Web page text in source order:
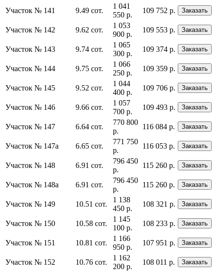
Участок № 141 9.49 сот.
1 041
550 р.
109 752 р. Заказать
Участок № 142 9.62 сот.
1 053
900 р.
109 553 р. Заказать
Участок № 143 9.74 сот.
1 065
300 р.
109 374 р. Заказать
Участок № 144 9.75 сот.
1 066
250 р.
109 359 р. Заказать
Участок № 145 9.52 сот.
1 044
400 р.
109 706 р. Заказать
Участок № 146 9.66 сот.
1 057
700 р.
109 493 р. Заказать
Участок № 147 6.64 сот.
770 800
р.
116 084 р. Заказать
Участок № 147а 6.65 сот.
771 750
р.
116 053 р. Заказать
Участок № 148 6.91 сот.
796 450
р.
115 260 р. Заказать
Участок № 148а 6.91 сот.
796 450
р.
115 260 р. Заказать
Участок № 149 10.51 сот.
1 138
450 р.
108 321 р. Заказать
Участок № 150 10.58 сот.
1 145
100 р.
108 233 р. Заказать
Участок № 151 10.81 сот.
1 166
950 р.
107 951 р. Заказать
Участок № 152 10.76 сот.
1 162
200 р.
108 011 р. Заказать